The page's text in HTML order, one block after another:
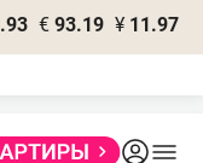
€ 93.19 ¥ 11.97